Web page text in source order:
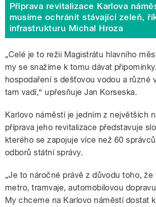
Příprava revitalizace Karlova
musíme ochránit stávající zeleň,
infrastrukturu Michal Hroza
„Celé je to režii Magistrátu hlavního
my se snažíme k tomu dávat
hospodaření s dešťovou vodou a různé
tam vadí,“ upřesňuje Jan Korseska.
Karlovo náměstí je jedním z největších
příprava jeho revitalizace představuje
kterého se zapojuje více než 60
odborů státní správy.
„Je to náročné právě z důvodu toho, že
metro, tramvaje, automobilovou
My chceme na Karlovo náměstí dostat